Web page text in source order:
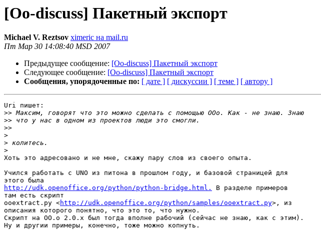
[Oo-discuss] Пакетный экспорт
Michael V. Reztsov ximeric на mail.ru
Пт Мар 30 14:08:40 MSD 2007
Предыдущее сообщение: [Oo-discuss] Пакетный экспорт
Следующее сообщение: [Oo-discuss] Пакетный экспорт
Сообщения, упорядоченные по: [ дате ] [ дискуссии ] [ теме ] [ автору ]
Uri пишет:
>>
>>
>>
>
>
>
Хоть это адресовано и не мне, скажу пару слов из своего опыта.
Учился работать с UNO из питона в прошлом году, и базовой страницей для
http://udk.openoffice.org/python/python-bridge.html.
В разделе примеров
там есть скрипт
ooextract.py <http://udk.openoffice.org/python/samples/ooextract.py>, из
описания которого понятно, что это то, что нужно.
Скрипт на OO.o 2.0.x был тогда вполне рабочий (сейчас не знаю, как с этим).
Ну и другии примеры, конечно, тоже можно копнуть.